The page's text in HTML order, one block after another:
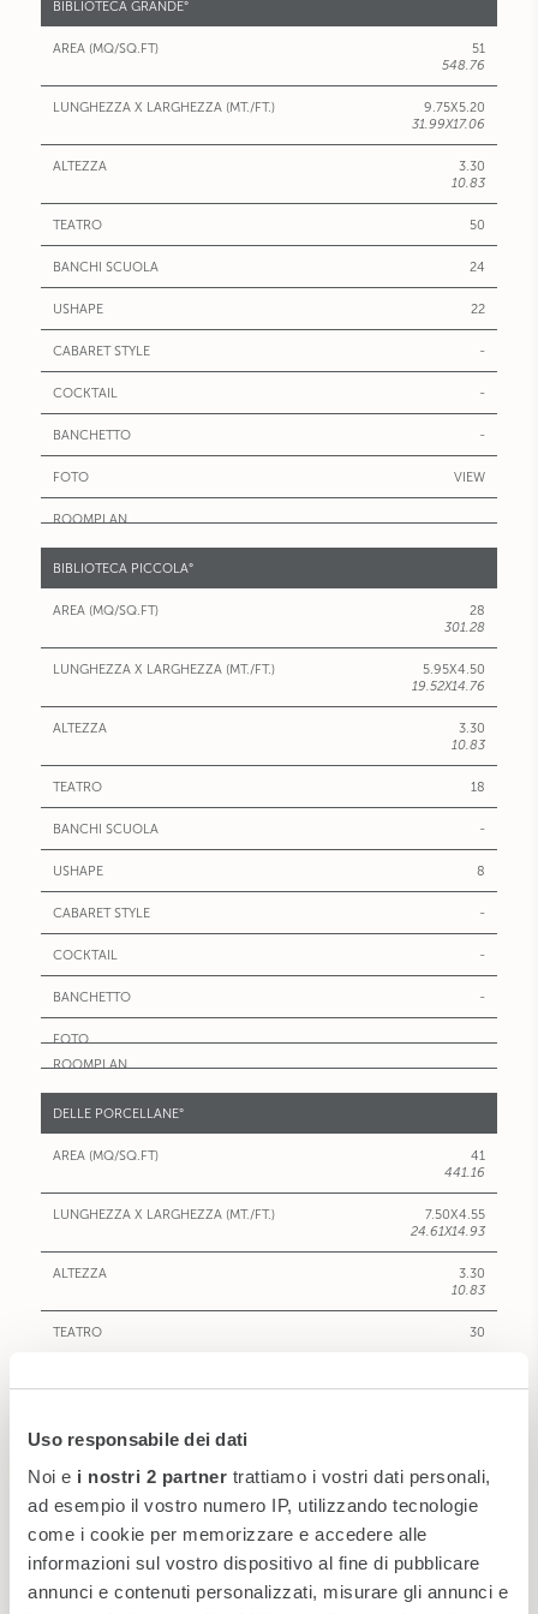
Uso responsabile dei dati
Noi e i nostri 2 partner trattiamo i vostri dati personali,
ad esempio il vostro numero IP, utilizzando tecnologie
come i cookie per memorizzare e accedere alle
informazioni sul vostro dispositivo al fine di pubblicare
annunci e contenuti personalizzati, misurare gli annunci e
BIBLIOTECA GRANDE°
51
548.76
9.75X5.20
31.99X17.06
3.30
10.83
50
24
22
-
-
-
VIEW
BIBLIOTECA PICCOLA°
28
301.28
5.95X4.50
19.52X14.76
3.30
10.83
18
-
8
-
-
-
DELLE PORCELLANE°
41
441.16
7.50X4.55
24.61X14.93
3.30
10.83
30